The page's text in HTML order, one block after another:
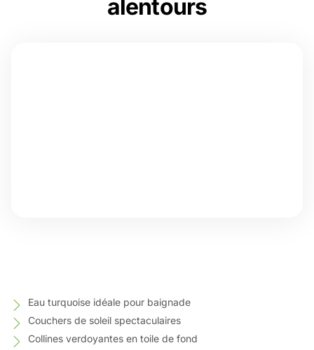
alentours
Eau turquoise idéale pour baignade
Couchers de soleil spectaculaires
Collines verdoyantes en toile de fond